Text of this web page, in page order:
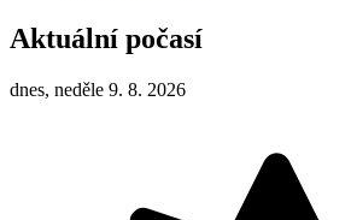
Aktuální počasí
dnes, neděle 9. 8. 2026